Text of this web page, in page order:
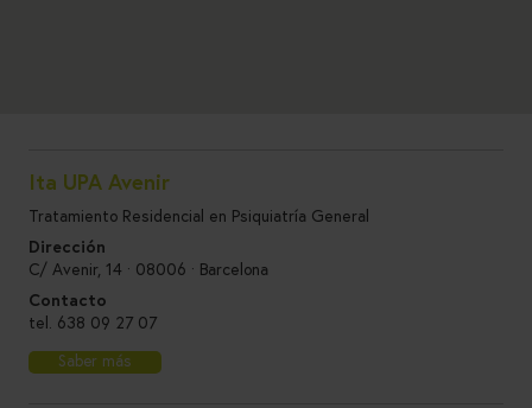
Ita UPA Avenir
Tratamiento Residencial en Psiquiatría General
Dirección
C/ Avenir, 14 · 08006 · Barcelona
Contacto
tel. 638 09 27 07
Saber más